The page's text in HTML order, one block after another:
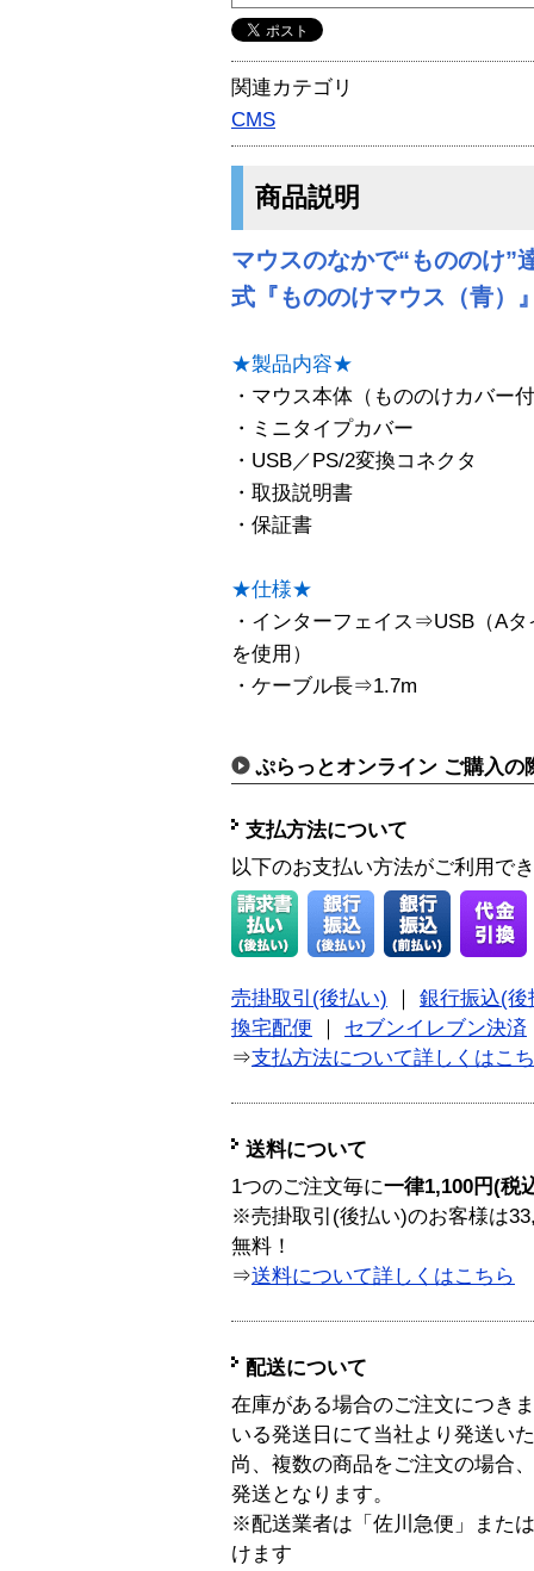
関連カテゴリ
CMS
商品説明
マウスのなかで“もののけ”
式『もののけマウス（青）
★製品内容★
・マウス本体（もののけカバー
・ミニタイプカバー
・USB／PS/2変換コネクタ
・取扱説明書
・保証書
★仕様★
・インターフェイス⇒USB（A
を使用）
・ケーブル長⇒1.7m
ぷらっとオンライン ご購入の
支払方法について
以下のお支払い方法がご利用で
売掛取引(後払い)
銀行振込(後
換宅配便
セブンイレブン決済
⇒支払方法について詳しくはこ
送料について
1つのご注文毎に一律1,100円(税
※売掛取引(後払い)のお客様は
無料！
⇒送料について詳しくはこちら
配送について
在庫がある場合のご注文につき
いる発送日にて当社より発送い
尚、複数の商品をご注文の場合
発送となります。
※配送業者は「佐川急便」また
けます